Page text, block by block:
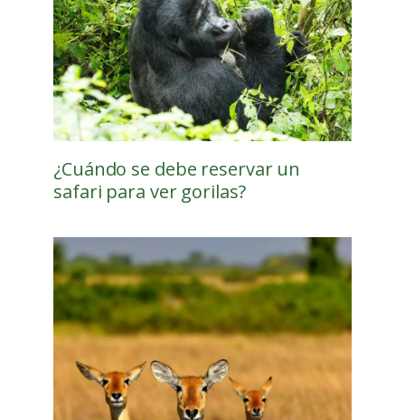
¿Cuándo se debe reservar un
safari para ver gorilas?